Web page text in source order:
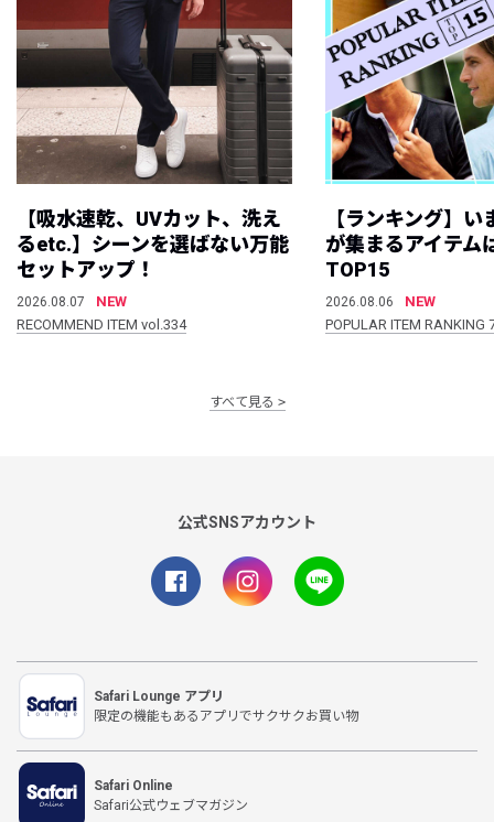
【吸水速乾、UVカット、洗え
るetc.】シーンを選ばない万能
セットアップ！
2026.08.07
NEW
RECOMMEND ITEM vol.334
【ランキング】
が集まるアイテム
TOP15
2026.08.06
NEW
POPULAR ITEM
すべて見る
公式SNSアカウント
Safari Lounge アプリ
限定の機能もあるアプリでサクサクお買い物
Safari Online
Safari公式ウェブマガジン